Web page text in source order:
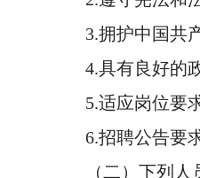
3.拥护中国共
4.具有良好的
5.适应岗位要
6.招聘公告要
（二）下列